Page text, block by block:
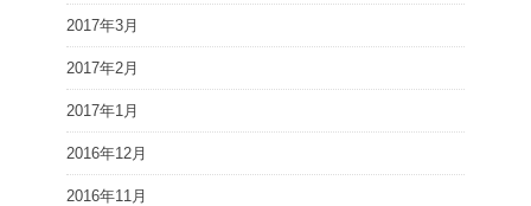
2017年3月
2017年2月
2017年1月
2016年12月
2016年11月